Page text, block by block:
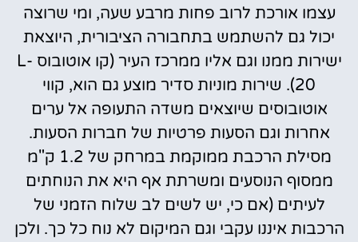
עצמו אורכת לרוב פחות מרבע שעה, ומי שרוצה
יכול גם להשתמש בתחבורה הציבורית, היוצאת
ישירות ממנו וגם אליו ממרכז העיר (קו אוטובוס L-
20). שירות מוניות סדיר מוצע גם הוא, קווי
אוטובוסים שיוצאים משדה התעופה אל ערים
אחרות וגם הסעות פרטיות של חברות הסעות.
מסילת הרכבת ממוקמת במרחק של 1.2 ק"מ
ממסוף הנוסעים ומשרתת אף היא את הנוחתים
לעיתים (אם כי, יש לשים לב שלוח הזמני של
הרכבות איננו עקבי וגם המיקום לא נוח כל כך. ולכן